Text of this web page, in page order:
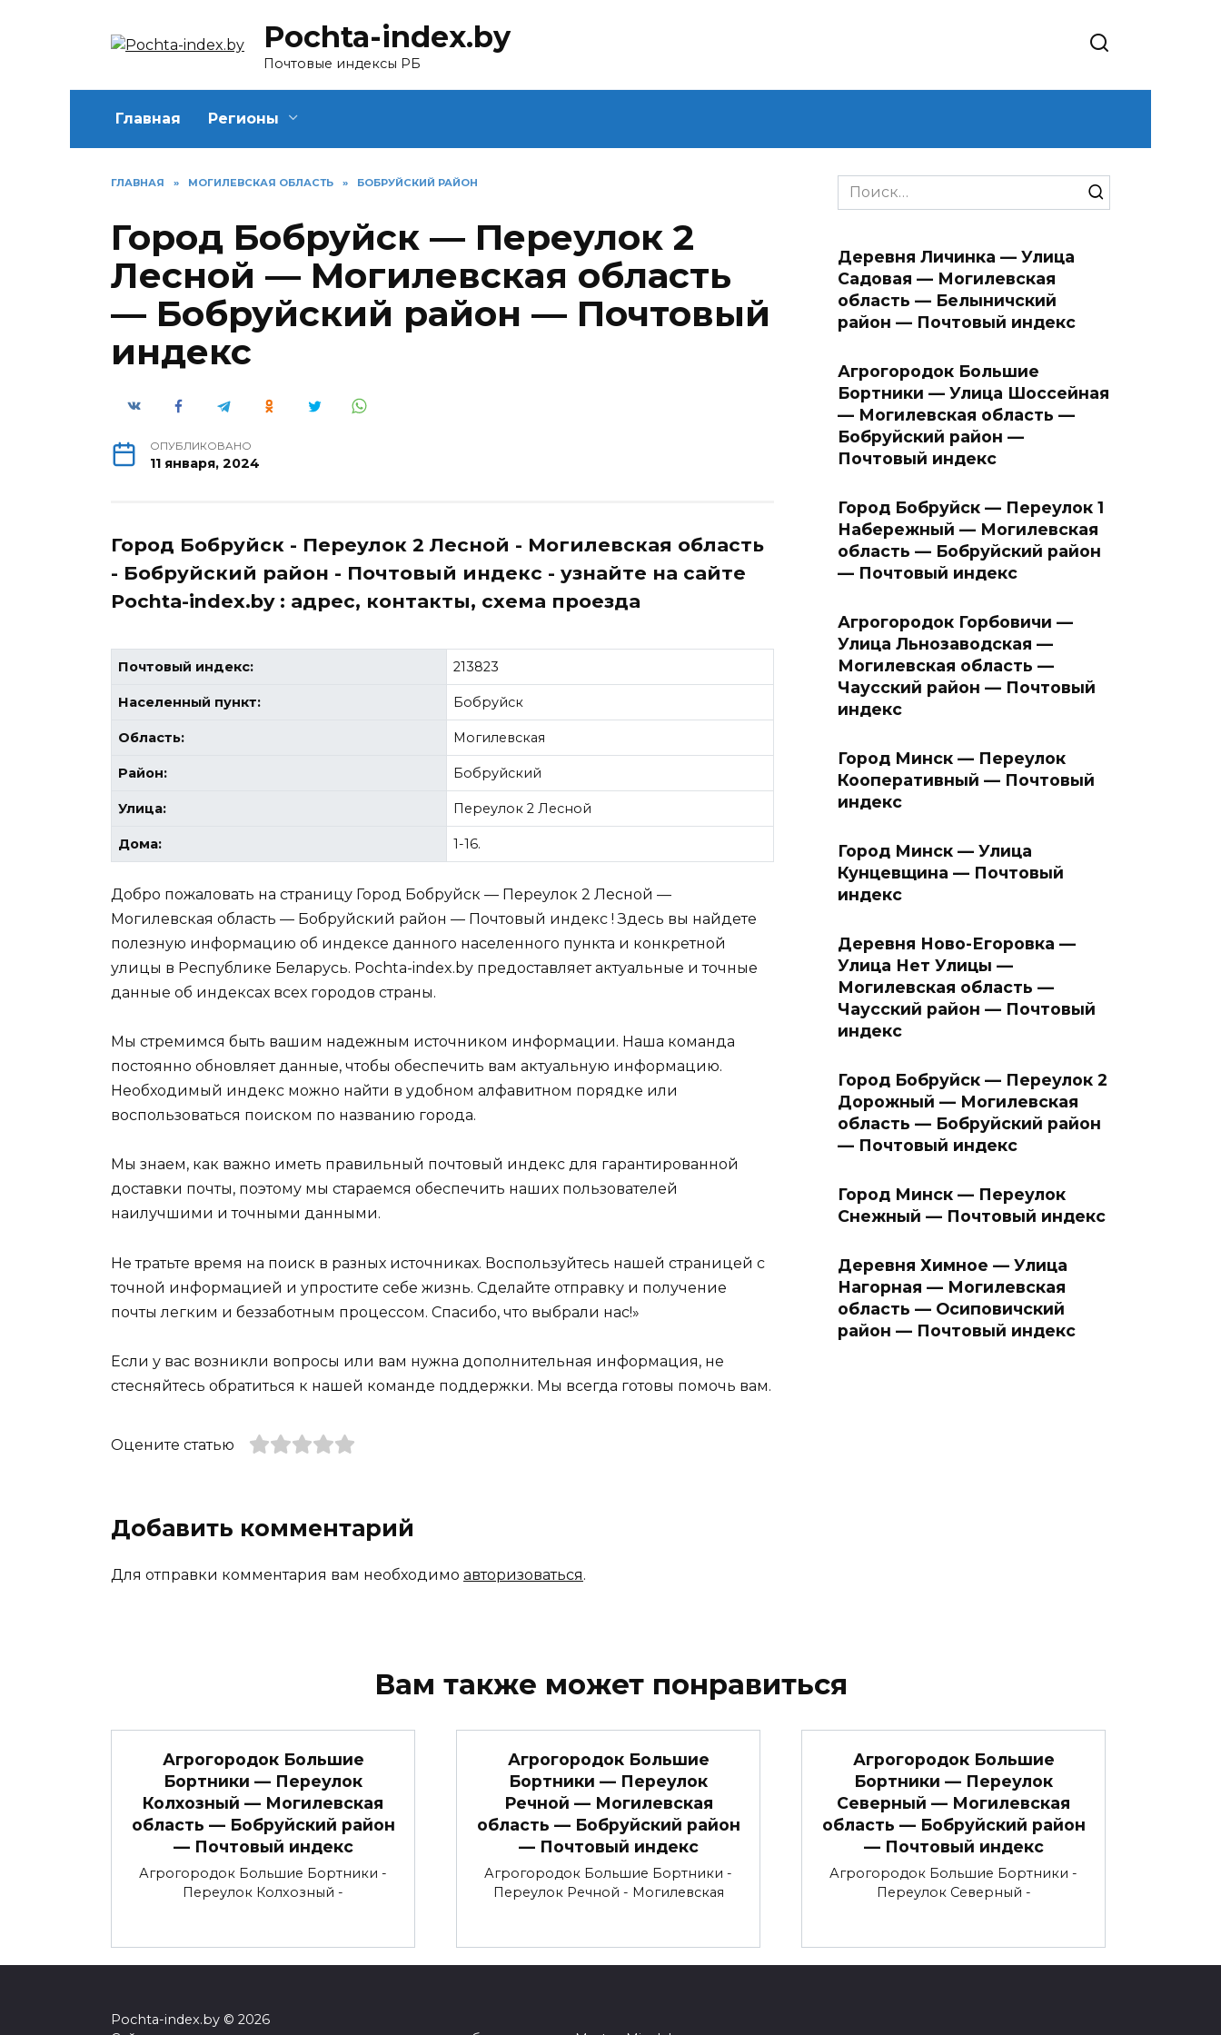
Pochta-index.by
Почтовые индексы РБ
Главная Регионы
ГЛАВНАЯ » МОГИЛЕВСКАЯ ОБЛАСТЬ » БОБРУЙСКИЙ РАЙОН
Город Бобруйск — Переулок 2
Лесной — Могилевская область
— Бобруйский район — Почтовый
индекс
ОПУБЛИКОВАНО
11 января, 2024
Город Бобруйск - Переулок 2 Лесной - Могилевская область
- Бобруйский район - Почтовый индекс - узнайте на сайте
Pochta-index.by : адрес, контакты, схема проезда
Почтовый индекс: 213823
Населенный пункт: Бобруйск
Область: Могилевская
Район: Бобруйский
Улица: Переулок 2 Лесной
Дома: 1-16.
Добро пожаловать на страницу Город Бобруйск — Переулок 2 Лесной —
Могилевская область — Бобруйский район — Почтовый индекс ! Здесь вы найдете
полезную информацию об индексе данного населенного пункта и конкретной
улицы в Республике Беларусь. Pochta-index.by предоставляет актуальные и точные
данные об индексах всех городов страны.
Мы стремимся быть вашим надежным источником информации. Наша команда
постоянно обновляет данные, чтобы обеспечить вам актуальную информацию.
Необходимый индекс можно найти в удобном алфавитном порядке или
воспользоваться поиском по названию города.
Мы знаем, как важно иметь правильный почтовый индекс для гарантированной
доставки почты, поэтому мы стараемся обеспечить наших пользователей
наилучшими и точными данными.
Не тратьте время на поиск в разных источниках. Воспользуйтесь нашей страницей с
точной информацией и упростите себе жизнь. Сделайте отправку и получение
почты легким и беззаботным процессом. Спасибо, что выбрали нас!»
Если у вас возникли вопросы или вам нужна дополнительная информация, не
стесняйтесь обратиться к нашей команде поддержки. Мы всегда готовы помочь вам.
Оцените статью
Добавить комментарий
Для отправки комментария вам необходимо авторизоваться.
Search
for:
Деревня Личинка — Улица
Садовая — Могилевская
область — Белыничский
район — Почтовый индекс
Агрогородок Большие
Бортники — Улица Шоссейная
— Могилевская область —
Бобруйский район —
Почтовый индекс
Город Бобруйск — Переулок 1
Набережный — Могилевская
область — Бобруйский район
— Почтовый индекс
Агрогородок Горбовичи —
Улица Льнозаводская —
Могилевская область —
Чаусский район — Почтовый
индекс
Город Минск — Переулок
Кооперативный — Почтовый
индекс
Город Минск — Улица
Кунцевщина — Почтовый
индекс
Деревня Ново-Егоровка —
Улица Нет Улицы —
Могилевская область —
Чаусский район — Почтовый
индекс
Город Бобруйск — Переулок 2
Дорожный — Могилевская
область — Бобруйский район
— Почтовый индекс
Город Минск — Переулок
Снежный — Почтовый индекс
Деревня Химное — Улица
Нагорная — Могилевская
область — Осиповичский
район — Почтовый индекс
Вам также может понравиться
Агрогородок Большие
Бортники — Переулок
Колхозный — Могилевская
область — Бобруйский район
— Почтовый индекс
Агрогородок Большие Бортники -
Переулок Колхозный -
Агрогородок Большие
Бортники — Переулок
Речной — Могилевская
область — Бобруйский район
— Почтовый индекс
Агрогородок Большие Бортники -
Переулок Речной - Могилевская
Агрогородок Большие
Бортники — Переулок
Северный — Могилевская
область — Бобруйский район
— Почтовый индекс
Агрогородок Большие Бортники -
Переулок Северный -
Pochta-index.by © 2026